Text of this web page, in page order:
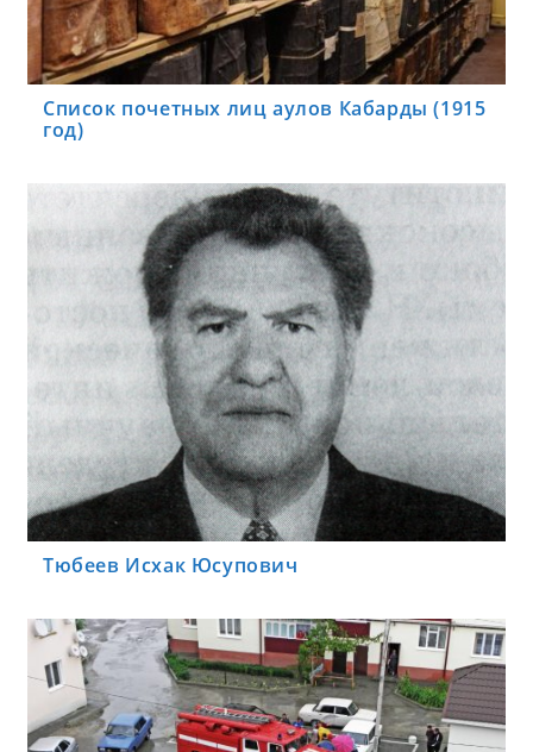
Список почетных лиц аулов Кабарды (1915
год)
Тюбеев Исхак Юсупович